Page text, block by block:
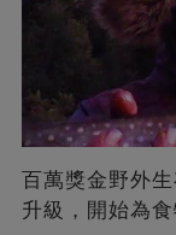
百萬獎金野外
升級，開始為食